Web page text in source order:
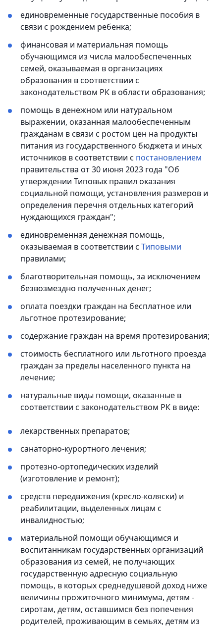
единовременные государственные пособия в
связи с рождением ребенка;
финансовая и материальная помощь
обучающимся из числа малообеспеченных
семей, оказываемая в организациях
образования в соответствии с
законодательством РК в области образования;
помощь в денежном или натуральном
выражении, оказанная малообеспеченным
гражданам в связи с ростом цен на продукты
питания из государственного бюджета и иных
источников в соответствии с постановлением
правительства от 30 июня 2023 года "Об
утверждении Типовых правил оказания
социальной помощи, установления размеров и
определения перечня отдельных категорий
нуждающихся граждан";
единовременная денежная помощь,
оказываемая в соответствии с Типовыми
правилами;
благотворительная помощь, за исключением
безвозмездно полученных денег;
оплата поездки граждан на бесплатное или
льготное протезирование;
содержание граждан на время протезирования;
стоимость бесплатного или льготного проезда
граждан за пределы населенного пункта на
лечение;
натуральные виды помощи, оказанные в
соответствии с законодательством РК в виде:
лекарственных препаратов;
санаторно-курортного лечения;
протезно-ортопедических изделий
(изготовление и ремонт);
средств передвижения (кресло-коляски) и
реабилитации, выделенных лицам с
инвалидностью;
материальной помощи обучающимся и
воспитанникам государственных организаций
образования из семей, не получающих
государственную адресную социальную
помощь, в которых среднедушевой доход ниже
величины прожиточного минимума, детям -
сиротам, детям, оставшимся без попечения
родителей, проживающим в семьях, детям из